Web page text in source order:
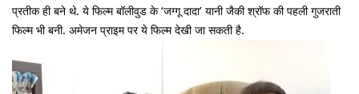
प्रतीक ही बने थे. ये फिल्म बॉलीवुड के ‘जग्गू दादा’ यानी जैकी श्रॉफ की पहली गुजराती
फिल्म भी बनी. अमेजन प्राइम पर ये फिल्म देखी जा सकती है.